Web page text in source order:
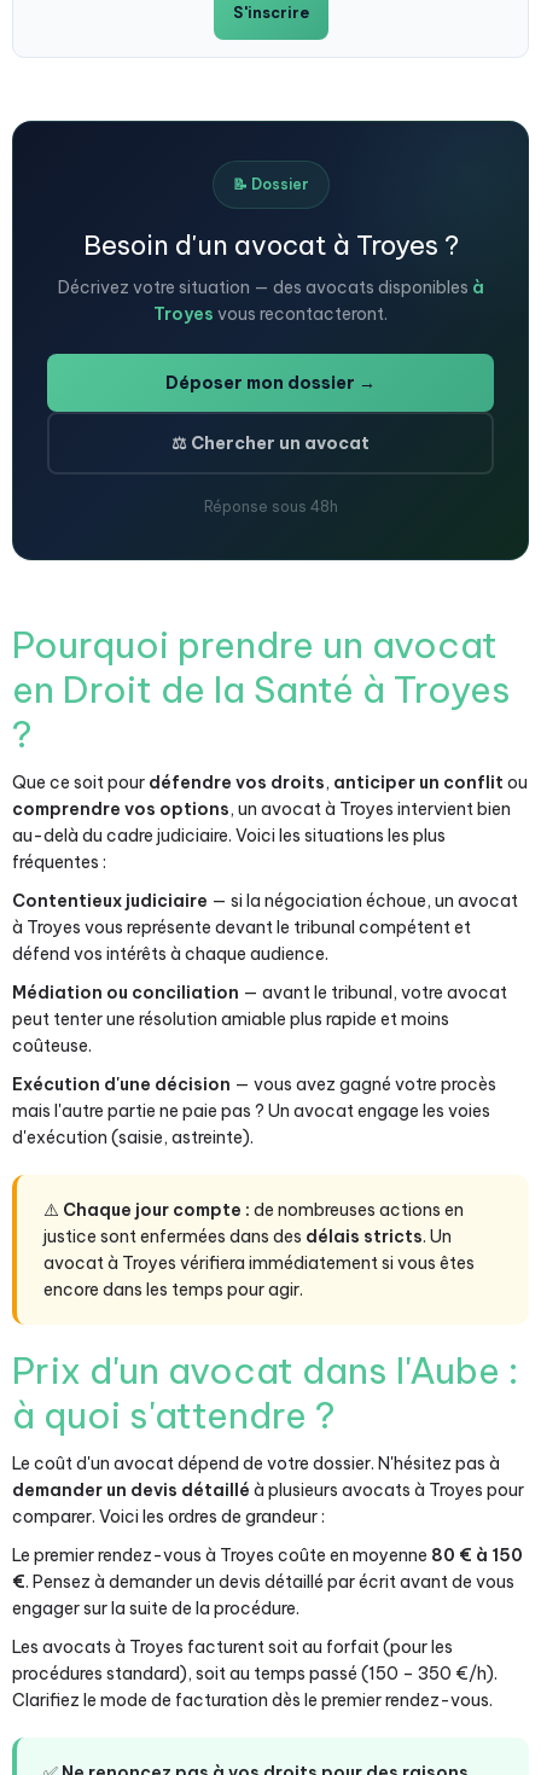
S'inscrire
📝 Dossier
Besoin d'un avocat à Troyes ?
Décrivez votre situation — des avocats disponibles à
Troyes vous recontacteront.
Déposer mon dossier →
⚖️ Chercher un avocat
Réponse sous 48h
Pourquoi prendre un avocat
en Droit de la Santé à Troyes
?
Que ce soit pour défendre vos droits, anticiper un conflit ou
comprendre vos options, un avocat à Troyes intervient bien
au-delà du cadre judiciaire. Voici les situations les plus
fréquentes :
Contentieux judiciaire — si la négociation échoue, un avocat
à Troyes vous représente devant le tribunal compétent et
défend vos intérêts à chaque audience.
Médiation ou conciliation — avant le tribunal, votre avocat
peut tenter une résolution amiable plus rapide et moins
coûteuse.
Exécution d'une décision — vous avez gagné votre procès
mais l'autre partie ne paie pas ? Un avocat engage les voies
d'exécution (saisie, astreinte).
⚠️ Chaque jour compte : de nombreuses actions en
justice sont enfermées dans des délais stricts. Un
avocat à Troyes vérifiera immédiatement si vous êtes
encore dans les temps pour agir.
Prix d'un avocat dans l'Aube :
à quoi s'attendre ?
Le coût d'un avocat dépend de votre dossier. N'hésitez pas à
demander un devis détaillé à plusieurs avocats à Troyes pour
comparer. Voici les ordres de grandeur :
Le premier rendez-vous à Troyes coûte en moyenne 80 € à 150
€. Pensez à demander un devis détaillé par écrit avant de vous
engager sur la suite de la procédure.
Les avocats à Troyes facturent soit au forfait (pour les
procédures standard), soit au temps passé (150 – 350 €/h).
Clarifiez le mode de facturation dès le premier rendez-vous.